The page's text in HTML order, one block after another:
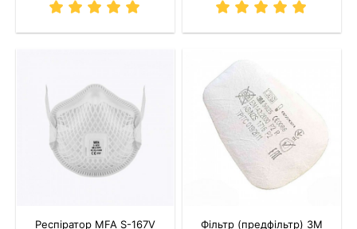
Респіратор MFA S-167V
Фільтр (предфільтр) 3M